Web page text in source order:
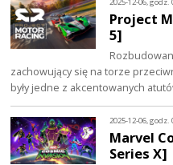
Project
5]
zachowujący się na torze
były jedne z akcentowanych
2025-12-06, godz.
Marvel
Series X]